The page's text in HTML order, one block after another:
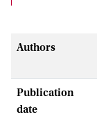
Authors
Publication
date